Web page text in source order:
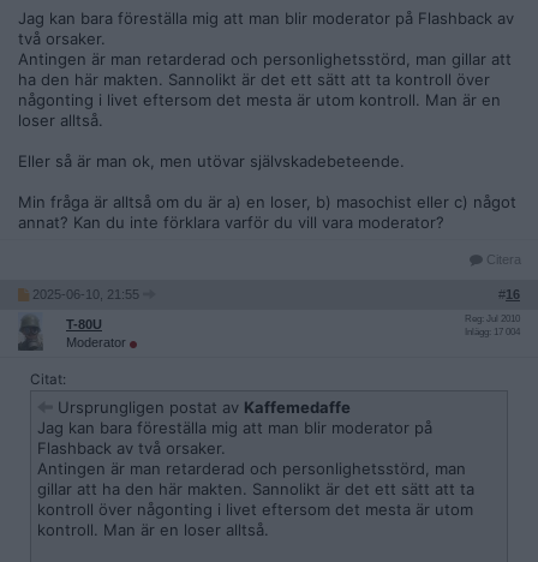
Jag kan bara föreställa mig att man blir moderator på Flashback av
två orsaker.
Antingen är man retarderad och personlighetsstörd, man gillar att
ha den här makten. Sannolikt är det ett sätt att ta kontroll över
någonting i livet eftersom det mesta är utom kontroll. Man är en
loser alltså.
Eller så är man ok, men utövar självskadebeteende.
Min fråga är alltså om du är a) en loser, b) masochist eller c) något
annat? Kan du inte förklara varför du vill vara moderator?
Citera
2025-06-10, 21:55 #16
T-80U
Moderator
Reg: Jul 2010
Inlägg: 17 004
Citat:
Ursprungligen postat av Kaffemedaffe
Jag kan bara föreställa mig att man blir moderator på
Flashback av två orsaker.
Antingen är man retarderad och personlighetsstörd, man
gillar att ha den här makten. Sannolikt är det ett sätt att ta
kontroll över någonting i livet eftersom det mesta är utom
kontroll. Man är en loser alltså.